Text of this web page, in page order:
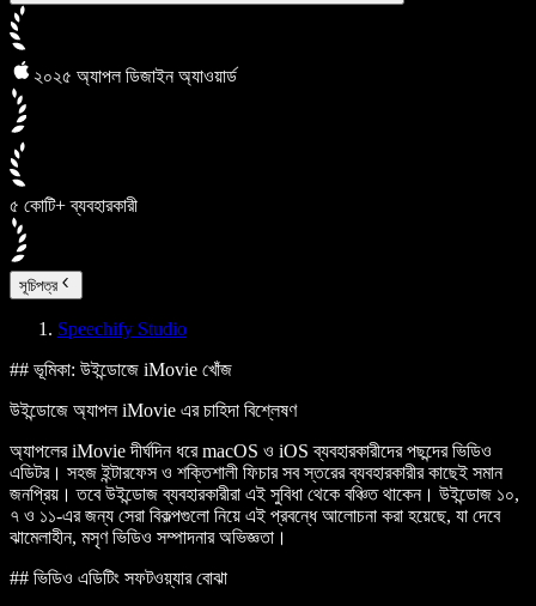
২০২৫ অ্যাপল ডিজাইন অ্যাওয়ার্ড
৫ কোটি+ ব্যবহারকারী
সূচিপত্র
Speechify Studio
## ভূমিকা: উইন্ডোজে iMovie খোঁজ
উইন্ডোজে অ্যাপল iMovie এর চাহিদা বিশ্লেষণ
অ্যাপলের iMovie দীর্ঘদিন ধরে macOS ও iOS ব্যবহারকারীদের পছন্দের ভিডিও
এডিটর। সহজ ইন্টারফেস ও শক্তিশালী ফিচার সব স্তরের ব্যবহারকারীর কাছেই সমান
জনপ্রিয়। তবে উইন্ডোজ ব্যবহারকারীরা এই সুবিধা থেকে বঞ্চিত থাকেন। উইন্ডোজ ১০,
৭ ও ১১-এর জন্য সেরা বিকল্পগুলো নিয়ে এই প্রবন্ধে আলোচনা করা হয়েছে, যা দেবে
ঝামেলাহীন, মসৃণ ভিডিও সম্পাদনার অভিজ্ঞতা।
## ভিডিও এডিটিং সফটওয়্যার বোঝা